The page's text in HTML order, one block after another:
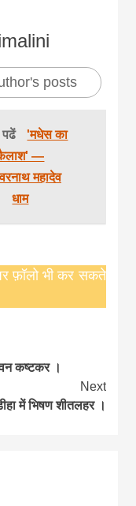
posts
पढें
'मधेस का
—
महादेव
धाम
फ़ॉलो भी कर सकते
कष्टकर ।
Next
में भिषण शीतलहर ।